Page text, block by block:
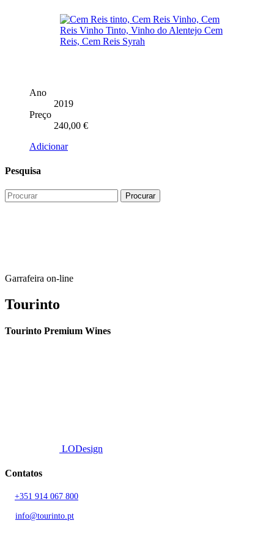
Ano
2019
Preço
240,00 €
Adicionar
Pesquisa
Garrafeira on-line
Tourinto
Tourinto Premium Wines
LODesign
Contatos
+351 914 067 800
info@tourinto.pt